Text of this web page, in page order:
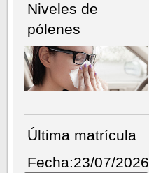
Niveles de
pólenes
Última matrícula
Fecha:23/07/2026